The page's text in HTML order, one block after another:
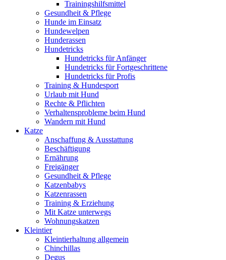
Trainingshilfsmittel
Gesundheit & Pflege
Hunde im Einsatz
Hundewelpen
Hunderassen
Hundetricks
Hundetricks für Anfänger
Hundetricks für Fortgeschrittene
Hundetricks für Profis
Training & Hundesport
Urlaub mit Hund
Rechte & Pflichten
Verhaltensprobleme beim Hund
Wandern mit Hund
Katze
Anschaffung & Ausstattung
Beschäftigung
Ernährung
Freigänger
Gesundheit & Pflege
Katzenbabys
Katzenrassen
Training & Erziehung
Mit Katze unterwegs
Wohnungskatzen
Kleintier
Kleintierhaltung allgemein
Chinchillas
Degus